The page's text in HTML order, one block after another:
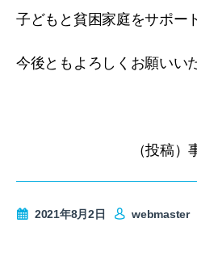
子どもと貧困家庭をサポー
今後ともよろしくお願いい
（投稿
2021年8月2日 webmaster